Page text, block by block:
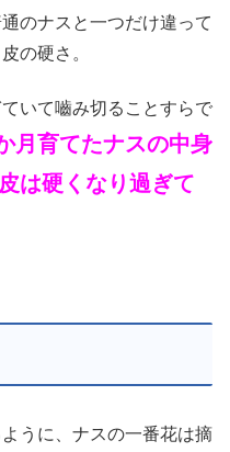
のナスと一つだけ違って
の硬さ。
いて嚙み切ることすらで
月育てたナスの中身
は硬くなり過ぎて
うに、ナスの一番花は摘